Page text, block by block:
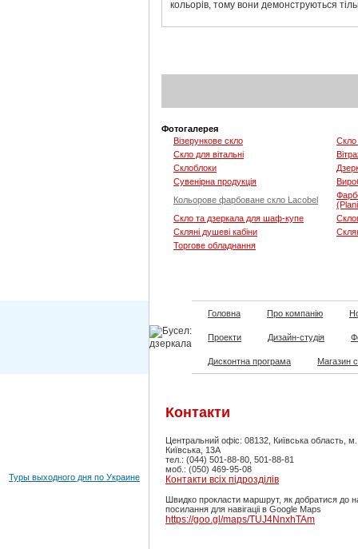
кольорів, тому вони демонструються
Фотогалерея
Візерункове скло
Скло
Скло для вітальні
Склоблоки
Сувенірна продукція
Кольорове фарбоване скло Lacobel
Скло та дзеркала для шаф-купе
Скляні душеві кабіни
Торгове обладнання
Головна Про компанію
Проекти Дизайн-студія
Дисконтна програма Магазин
Туры выходного дня по Украине
Контакти
Центральний офіс: 08132, Київська область,
Київська, 13А
тел.: (044) 501-88-80, 501-88-81
моб.: (050) 469-95-08
Контакти всіх підрозділів
Швидко прокласти маршрут, як добратися до
посилання для навігаціі в Google Maps
https://goo.gl/maps/TUJ4NnxhTAm